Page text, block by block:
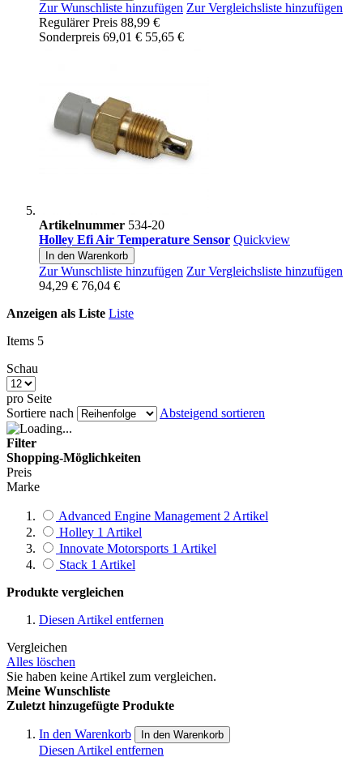
Zur Wunschliste hinzufügen Zur Vergleichsliste hinzufügen
Regulärer Preis 88,99 €
Sonderpreis 69,01 € 55,65 €
Artikelnummer 534-20
Holley Efi Air Temperature Sensor Quickview
In den Warenkorb
Zur Wunschliste hinzufügen Zur Vergleichsliste hinzufügen
94,29 € 76,04 €
Anzeigen als Liste Liste
Items 5
Schau
pro Seite
Sortiere nach
Absteigend sortieren
Filter
Shopping-Möglichkeiten
Preis
Marke
Advanced Engine Management 2 Artikel
Holley 1 Artikel
Innovate Motorsports 1 Artikel
Stack 1 Artikel
Produkte vergleichen
Diesen Artikel entfernen
Vergleichen
Alles löschen
Sie haben keine Artikel zum vergleichen.
Meine Wunschliste
Zuletzt hinzugefügte Produkte
In den Warenkorb In den Warenkorb
Diesen Artikel entfernen